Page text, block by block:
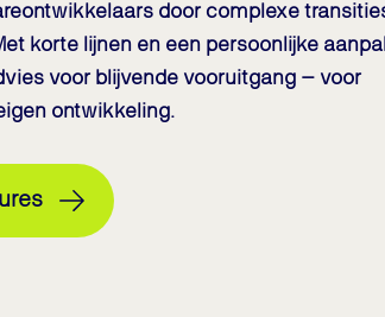
door complexe
korte lijnen en een persoonlijke
voor blijvende vooruitgang – voor
ontwikkeling.